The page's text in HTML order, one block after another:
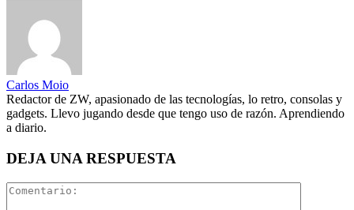
Carlos Moio
Redactor de ZW, apasionado de las tecnologías, lo retro, consolas y
gadgets. Llevo jugando desde que tengo uso de razón. Aprendiendo
a diario.
DEJA UNA RESPUESTA